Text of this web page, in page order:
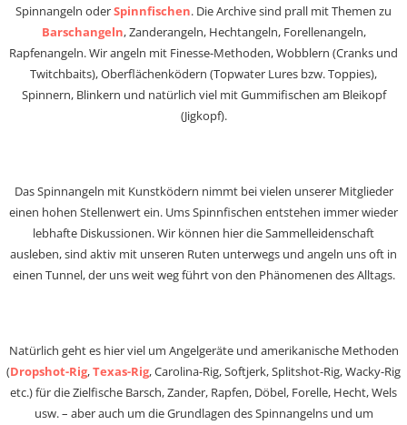
Spinnangeln oderSpinnfischen. Die Archive sind prall mit Themen zu
Barschangeln, Zanderangeln, Hechtangeln, Forellenangeln,
Rapfenangeln. Wir angeln mit Finesse-Methoden, Wobblern (Cranks und
Twitchbaits), Oberflächenködern (Topwater Lures bzw. Toppies),
Spinnern, Blinkern und natürlich viel mit Gummifischen am Bleikopf
(Jigkopf).
Das Spinnangeln mit Kunstködern nimmt bei vielen unserer Mitglieder
einen hohen Stellenwert ein. Ums Spinnfischen entstehen immer wieder
lebhafte Diskussionen. Wir können hier die Sammelleidenschaft
ausleben, sind aktiv mit unseren Ruten unterwegs und angeln uns oft in
einen Tunnel, der uns weit weg führt von den Phänomenen des Alltags.
Natürlich geht es hier viel um Angelgeräte und amerikanische Methoden
(Dropshot-Rig,Texas-Rig, Carolina-Rig, Softjerk, Splitshot-Rig, Wacky-Rig
etc.) für die Zielfische Barsch, Zander, Rapfen, Döbel, Forelle, Hecht, Wels
usw. – aber auch um die Grundlagen des Spinnangelns und um